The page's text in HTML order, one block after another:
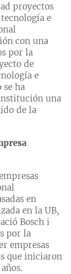
proyectos
e
con una
por la
de
e
se ha
una
de la
en
en la UB,
Bosch i
por la
empresas
que iniciaron